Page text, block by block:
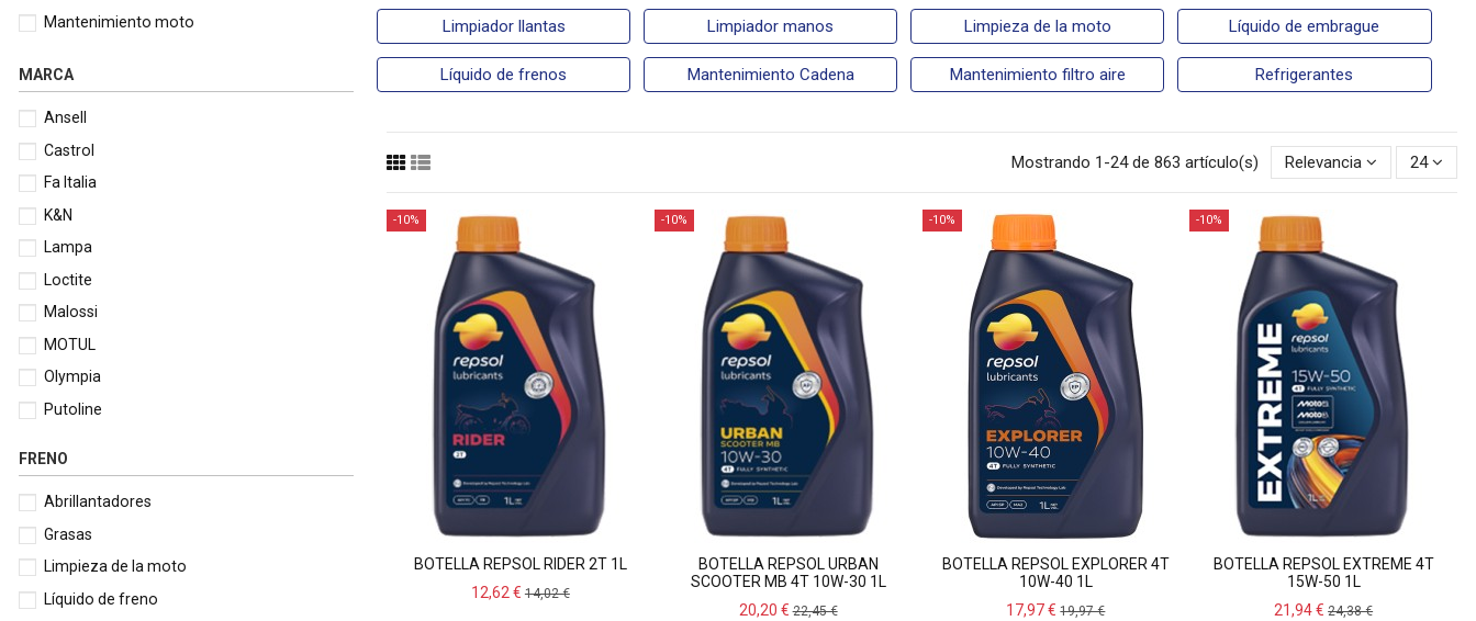
Limpiador llantas Limpiador manos Limpieza de la moto Líquido de embrague
Líquido de frenos Mantenimiento Cadena Mantenimiento filtro aire Refrigerantes
Mostrando 1-24 de 863 artículo(s) Relevancia 24
-10%
BOTELLA REPSOL RIDER 2T 1L
12,62 € 14,02 €
-10%
BOTELLA REPSOL URBAN
SCOOTER MB 4T 10W-30 1L
20,20 €22,45 €
-10%
BOTELLA REPSOL EXPLORER 4T
10W-40 1L
17,97 €19,97 €
-10%
BOTELLA REPSOL EXTREME 4T
15W-50 1L
21,94 €24,38 €
Mantenimiento moto
MARCA
Ansell
Castrol
Fa Italia
K&N
Lampa
Loctite
Malossi
MOTUL
Olympia
Putoline
S100
SBS
SGR
Showa
Teroson
FRENO
Abrillantadores
Grasas
Limpieza de la moto
Líquido de freno